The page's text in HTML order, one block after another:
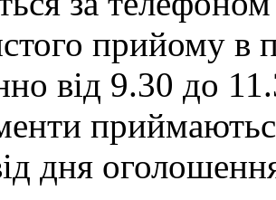
прийому в
від 9.30 до
дня